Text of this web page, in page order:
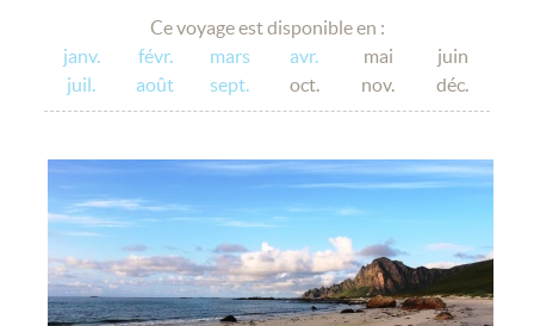
Ce voyage est disponible en :
janv.
févr. mars avr. mai
juin
juil.
août sept. oct. nov. déc.